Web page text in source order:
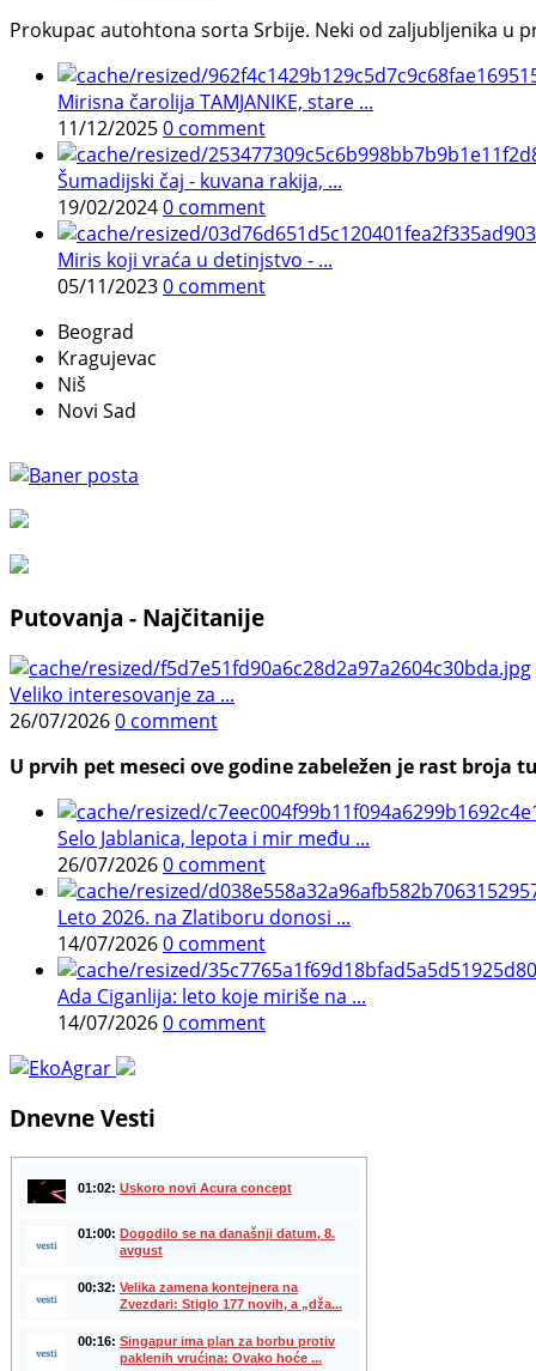
Prokupac autohtona sorta Srbije. Neki od zaljubljenika u
Mirisna čarolija TAMJANIKE, stare ...
11/12/20250 comment
Šumadijski čaj - kuvana rakija, ...
19/02/20240 comment
Miris koji vraća u detinjstvo - ...
05/11/20230 comment
Beograd
Kragujevac
Niš
Novi Sad
Putovanja - Najčitanije
Veliko interesovanje za ...
26/07/20260 comment
U prvih pet meseci ove godine zabeležen je rast
Selo Jablanica, lepota i mir među ...
26/07/20260 comment
Leto 2026. na Zlatiboru donosi ...
14/07/20260 comment
Ada Ciganlija: leto koje miriše na ...
14/07/20260 comment
Dnevne Vesti